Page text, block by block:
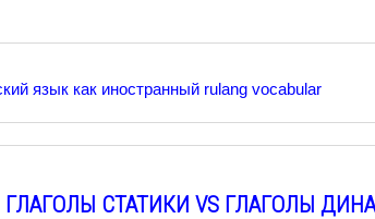
язык как иностранный rulang vocabular
СТАТИКИ VS ГЛАГОЛЫ